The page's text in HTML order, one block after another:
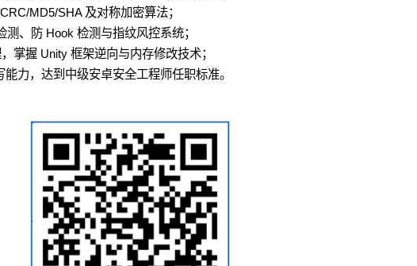
MD5/SHA 及对称加密算法；
、防 Hook 检测与指纹风控系统；
掌握 Unity 框架逆向与内存修改技术；
力，达到中级安卓安全工程师任职标准。